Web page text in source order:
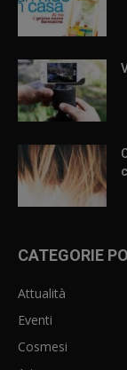
CATEGORIE
Attualità
Eventi
Cosmesi